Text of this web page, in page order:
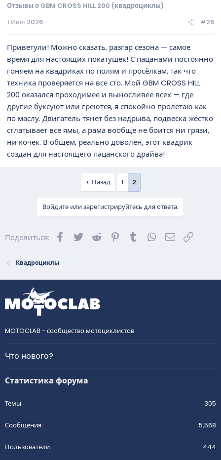
Отзывы о GBM CROSS HILL 200 (квадроциклы)
1 Июл 2026
#26
Приветули! Можно сказать, разгар сезона — самое
время для настоящих покатушек! С пацанами постоянно
гоняем на квадриках по полям и просёлкам, так что
техника проверяется на все сто. Мой GBM CROSS HILL
200 оказался проходимее и выносливее всех — где
другие буксуют или греются, я спокойно пролетаю как
по маслу. Двигатель тянет без надрыва, подвеска жёстко
сглатывает все ямы, а рама вообще не боится ни грязи,
ни кочек. В общем, реально доволен, этот квадрик
создан для настоящего пацанского драйва!
Назад 1 2
Войдите или зарегистрируйтесь для ответа.
Поделиться: Facebook
Twitter Reddit Pinterest
Tumblr WhatsApp
Квадроциклы
MOTOCLAB - сообщество мотоциклистов
Что нового?
Статистика форума
Темы 305
Сообщения 5,568
Пользователи 444